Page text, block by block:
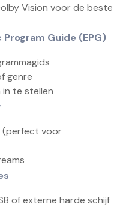
Vision voor de beste
Guide (EPG)
genre
in te stellen
(perfect voor
of externe harde schijf